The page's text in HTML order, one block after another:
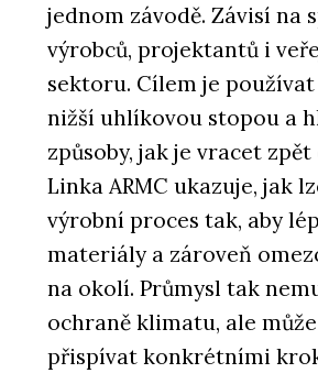
jednom závodě. Závisí na
výrobců, projektantů i
sektoru. Cílem je
nižší uhlíkovou stopou a
způsoby, jak je vracet zpět
Linka ARMC ukazuje, jak
výrobní proces tak, aby
materiály a zároveň
na okolí. Průmysl tak
ochraně klimatu, ale
přispívat konkrétními